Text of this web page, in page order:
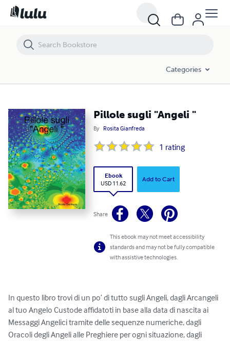
Categories
Pillole sugli "Angeli "
By Rosita Gianfreda
1 rating
Ebook
USD 11.62
Add to Cart
Share
This ebook may not meet accessibility
standards and may not be fully compatible
with assistive technologies.
In questo libro trovi di un po’ di tutto sugli Angeli, dagli Arcangeli
al tuo Angelo Custode affidatoti in base alla data di nascita ai
Messaggi Angelici tramite delle sequenze numeriche, dagli
Oracoli degli Angeli alle Preghiere per ogni situazione, dagli
Pillole sugli "Angeli "